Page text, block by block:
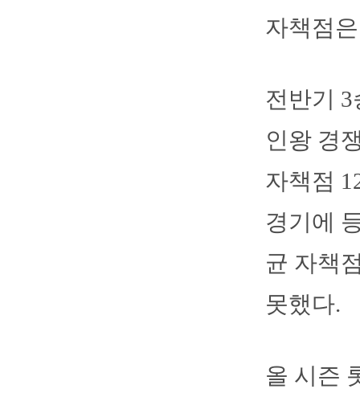
자책점
전반기
인왕 경
자책점
경기에
균 자책
못했다.
올 시즌